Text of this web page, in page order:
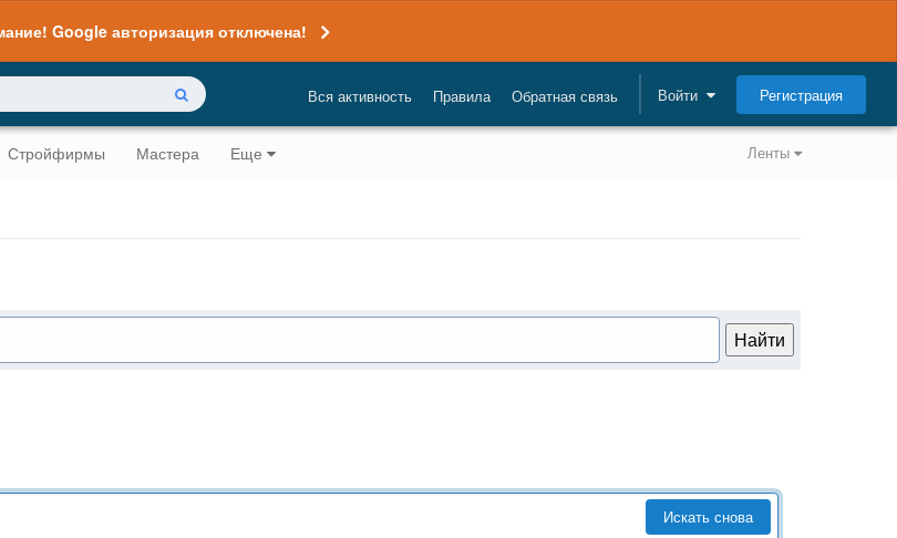
Google авторизация отключена!
Вся активность Правила Обратная связь Войти Регистрация
Ленты
Стройфирмы Мастера Еще
Искать снова